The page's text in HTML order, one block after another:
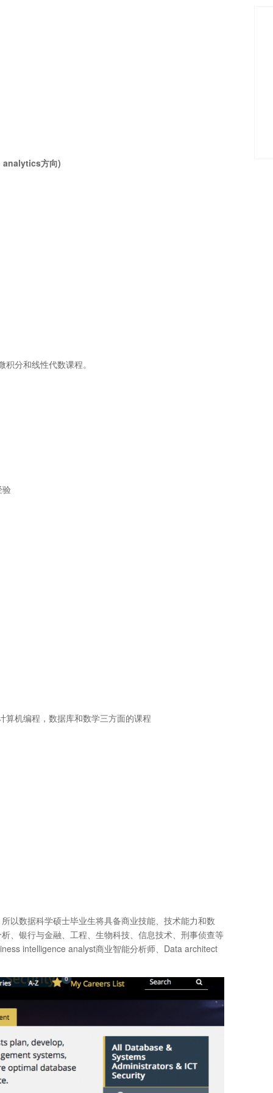
方向)
分和线性代数课程。
验
算机编程，数据库和数学三方面的课程
以数据科学硕士毕业生将具备商业技能、技术能力和数
、银行与金融、工程、生物科技、信息技术、刑事侦查等
intelligence analyst商业智能分析师、Data architect